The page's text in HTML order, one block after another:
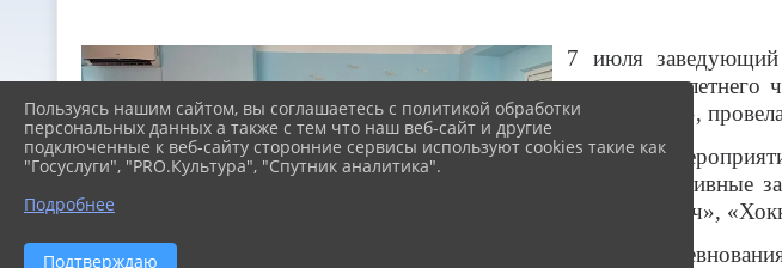
7 июля
программы летнего
«Фантазеры»,
В начале
решив спортивные
«Передай мяч»,
В этих
Пользуясь нашим сайтом, вы соглашаетесь с политикой обработки
персональных данных а также с тем что наш веб-сайт и другие
подключенные к веб-сайту сторонние сервисы используют cookies такие как
"Госуслуги", "PRO.Культура", "Спутник аналитика".
Подробнее
Подтверждаю